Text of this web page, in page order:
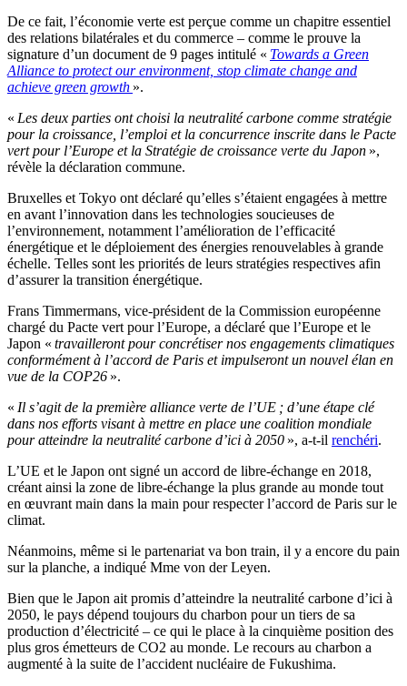
De ce fait, l’économie verte est perçue comme un chapitre essentiel
des relations bilatérales et du commerce – comme le prouve la
signature d’un document de 9 pages intitulé « Towards a Green
Alliance to protect our environment, stop climate change and
achieve green growth ».
« Les deux parties ont choisi la neutralité carbone comme stratégie
pour la croissance, l’emploi et la concurrence inscrite dans le Pacte
vert pour l’Europe et la Stratégie de croissance verte du Japon »,
révèle la déclaration commune.
Bruxelles et Tokyo ont déclaré qu’elles s’étaient engagées à mettre
en avant l’innovation dans les technologies soucieuses de
l’environnement, notamment l’amélioration de l’efficacité
énergétique et le déploiement des énergies renouvelables à grande
échelle. Telles sont les priorités de leurs stratégies respectives afin
d’assurer la transition énergétique.
Frans Timmermans, vice-président de la Commission européenne
chargé du Pacte vert pour l’Europe, a déclaré que l’Europe et le
Japon « travailleront pour concrétiser nos engagements climatiques
conformément à l’accord de Paris et impulseront un nouvel élan en
vue de la COP26 ».
« Il s’agit de la première alliance verte de l’UE ; d’une étape clé
dans nos efforts visant à mettre en place une coalition mondiale
pour atteindre la neutralité carbone d’ici à 2050 », a-t-il renchéri.
L’UE et le Japon ont signé un accord de libre-échange en 2018,
créant ainsi la zone de libre-échange la plus grande au monde tout
en œuvrant main dans la main pour respecter l’accord de Paris sur le
climat.
Néanmoins, même si le partenariat va bon train, il y a encore du pain
sur la planche, a indiqué Mme von der Leyen.
Bien que le Japon ait promis d’atteindre la neutralité carbone d’ici à
2050, le pays dépend toujours du charbon pour un tiers de sa
production d’électricité – ce qui le place à la cinquième position des
plus gros émetteurs de CO2 au monde. Le recours au charbon a
augmenté à la suite de l’accident nucléaire de Fukushima.